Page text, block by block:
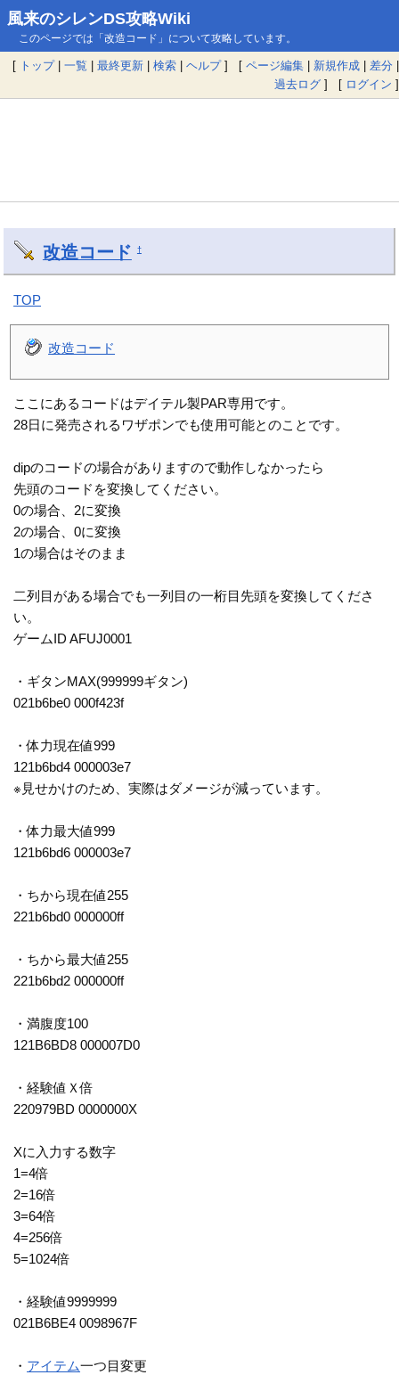
風来のシレンDS攻略Wiki
このページでは「改造コード」について攻略しています。
[ トップ| 一覧 | 最終更新 | 検索 | ヘルプ] [ ページ編集 | 新規作成 | 差分 |
過去ログ ] [ ログイン ]
改造コード †
TOP
改造コード
ここにあるコードはデイテル製PAR専用です。
28日に発売されるワザポンでも使用可能とのことです。
dipのコードの場合がありますので動作しなかったら
先頭のコードを変換してください。
0の場合、2に変換
2の場合、0に変換
1の場合はそのまま
二列目がある場合でも一列目の一桁目先頭を変換してくださ
い。
ゲームID AFUJ0001
・ギタンMAX(999999ギタン)
021b6be0 000f423f
・体力現在値999
121b6bd4 000003e7
※見せかけのため、実際はダメージが減っています。
・体力最大値999
121b6bd6 000003e7
・ちから現在値255
221b6bd0 000000ff
・ちから最大値255
221b6bd2 000000ff
・満腹度100
121B6BD8 000007D0
・経験値Ｘ倍
220979BD 0000000X
Xに入力する数字
1=4倍
2=16倍
3=64倍
4=256倍
5=1024倍
・経験値9999999
021B6BE4 0098967F
・ アイテム一つ目変更